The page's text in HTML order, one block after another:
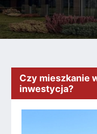
Czy mieszkanie
inwestycja?